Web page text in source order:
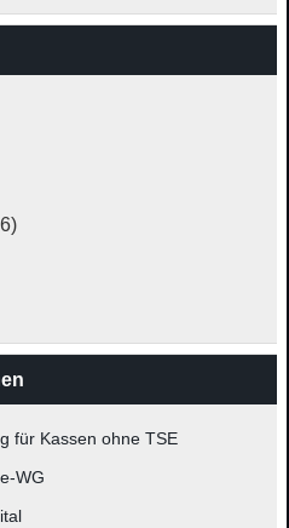
für Kassen ohne TSE
WG